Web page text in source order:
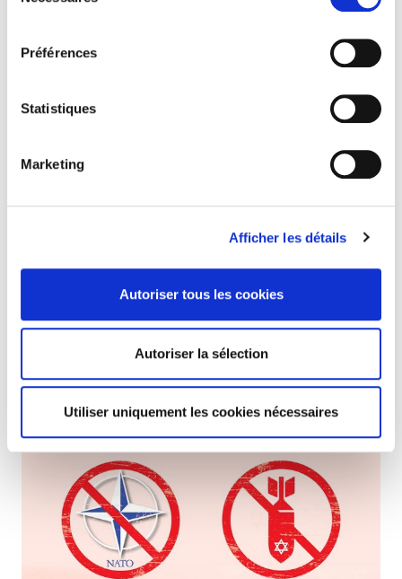
Préférences
Statistiques
Marketing
Afficher les détails
Autoriser tous les cookies
Autoriser la sélection
Utiliser uniquement les cookies nécessaires
GRÈVE GÉNÉRALE
Large soutien à la grève générale du 17 mars: la